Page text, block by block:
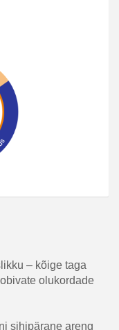
– kõige taga
olukordade
sihipärane areng